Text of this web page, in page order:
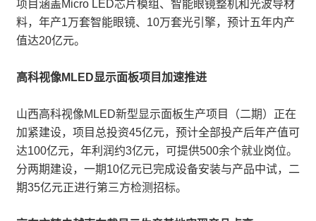
项目涵盖Micro LED芯片模组、智能眼镜整机和光波导材
料，年产1万套智能眼镜、10万套光引擎，预计五年内产
值达20亿元。
高科视像MLED显示面板项目加速推进
山西高科视像MLED新型显示面板生产项目（二期）正在
加紧建设，项目总投资45亿元，预计全部投产后年产值可
达100亿元，年利润约3亿元，可提供500余个就业岗位。
分两期建设，一期10亿元已完成设备安装与产品中试，二
期35亿元正进行第三方检测招标。